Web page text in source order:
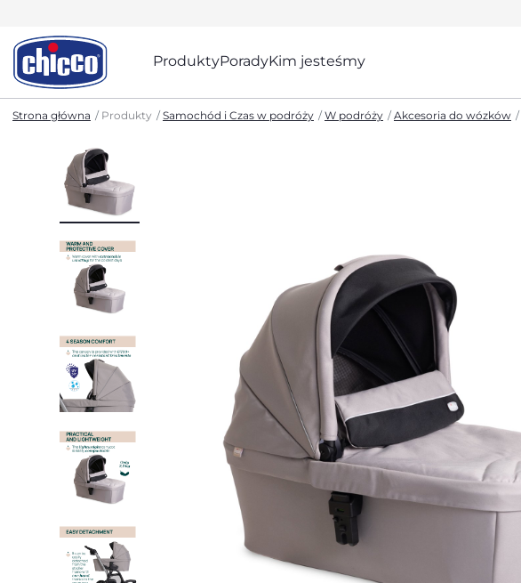
ProduktyPoradyKim jesteśmy
Strona główna Produkty Samochód i Czas w podróży W podróży Akcesoria do wózków